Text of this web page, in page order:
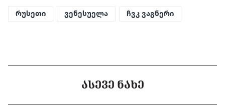
რუსეთი ვენესუელა ჩვკ ვაგნერი
ᲐᲡᲔᲕᲔ ᲜᲐᲮᲔ